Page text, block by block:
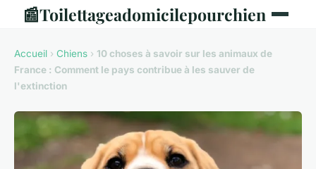
📰Toilettageadomicilepourchien
Accueil › Chiens › 10 choses à savoir sur les animaux de
France : Comment le pays contribue à les sauver de
l'extinction